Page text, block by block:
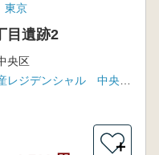
東京
目遺跡2
央区
＋